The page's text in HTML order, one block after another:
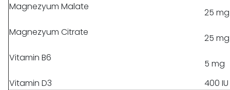
Magnezyum Malate
25 mg
Magnezyum Citrate
25 mg
Vitamin B6
5 mg
Vitamin D3
400 IU